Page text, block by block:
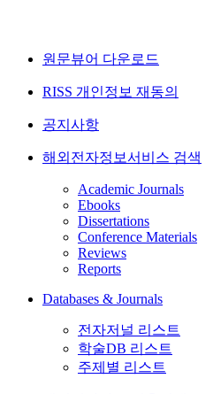
원문뷰어 다운로드
RISS 개인정보 재동의
공지사항
해외전자정보서비스 검색
Academic Journals
Ebooks
Dissertations
Conference Materials
Reviews
Reports
Databases & Journals
전자저널 리스트
학술DB 리스트
주제별 리스트